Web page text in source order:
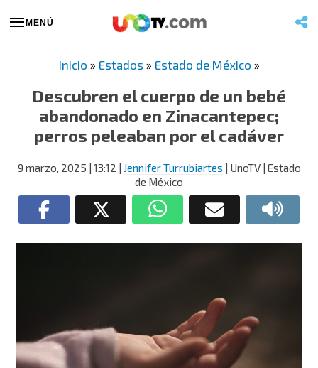
MENÚ
Inicio » Estados » Estado de México »
Descubren el cuerpo de un bebé
abandonado en Zinacantepec;
perros peleaban por el cadáver
9 marzo, 2025 | 13:12 | Jennifer Turrubiartes | UnoTV | Estado
de México